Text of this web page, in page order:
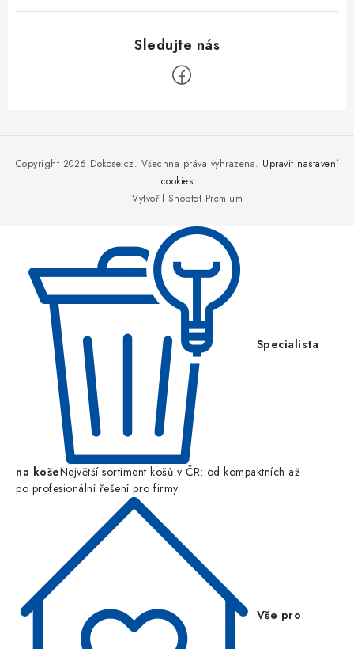
Vytvořil Shoptet Premium
Copyright 2026 Dokose.cz. Všechna práva vyhrazena. Upravit nastavení
cookies
Specialista
na košeNejvětší sortiment košů v ČR: od kompaktních až
po profesionální řešení pro firmy
Vše pro